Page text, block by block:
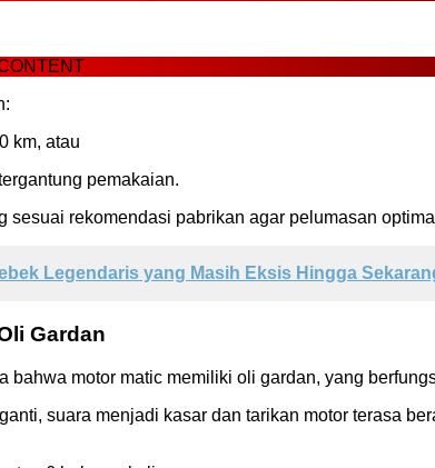
km, atau
pemakaian.
sesuai rekomendasi pabrikan agar pelumasan
Legendaris yang Masih Eksis Hingga
Gardan
bahwa motor matic memiliki oli gardan, yang
suara menjadi kasar dan tarikan motor terasa